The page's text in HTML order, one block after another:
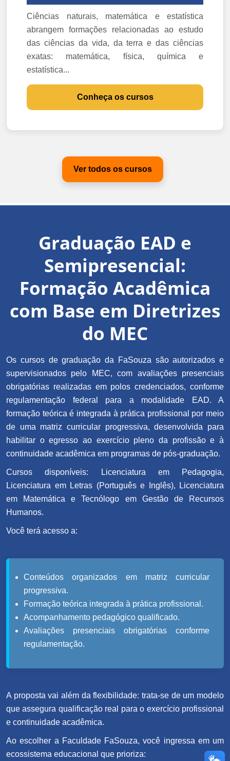
Ciências naturais, matemática e estatística
abrangem formações relacionadas ao estudo
das ciências da vida, da terra e das ciências
exatas: matemática, física, química e
estatística...
Conheça os cursos
Ver todos os cursos
Graduação EAD e
Semipresencial:
Formação Acadêmica
com Base em Diretrizes
do MEC
Os cursos de graduação da FaSouza são autorizados e
supervisionados pelo MEC, com avaliações presenciais
obrigatórias realizadas em polos credenciados, conforme
regulamentação federal para a modalidade EAD. A
formação teórica é integrada à prática profissional por meio
de uma matriz curricular progressiva, desenvolvida para
habilitar o egresso ao exercício pleno da profissão e à
continuidade acadêmica em programas de pós-graduação.
Cursos disponíveis: Licenciatura em Pedagogia,
Licenciatura em Letras (Português e Inglês), Licenciatura
em Matemática e Tecnólogo em Gestão de Recursos
Humanos.
Você terá acesso a:
Conteúdos organizados em matriz curricular
progressiva.
Formação teórica integrada à prática profissional.
Acompanhamento pedagógico qualificado.
Avaliações presenciais obrigatórias conforme
regulamentação.
A proposta vai além da flexibilidade: trata-se de um modelo
que assegura qualificação real para o exercício profissional
e continuidade acadêmica.
Ao escolher a Faculdade FaSouza, você ingressa em um
ecossistema educacional que prioriza: